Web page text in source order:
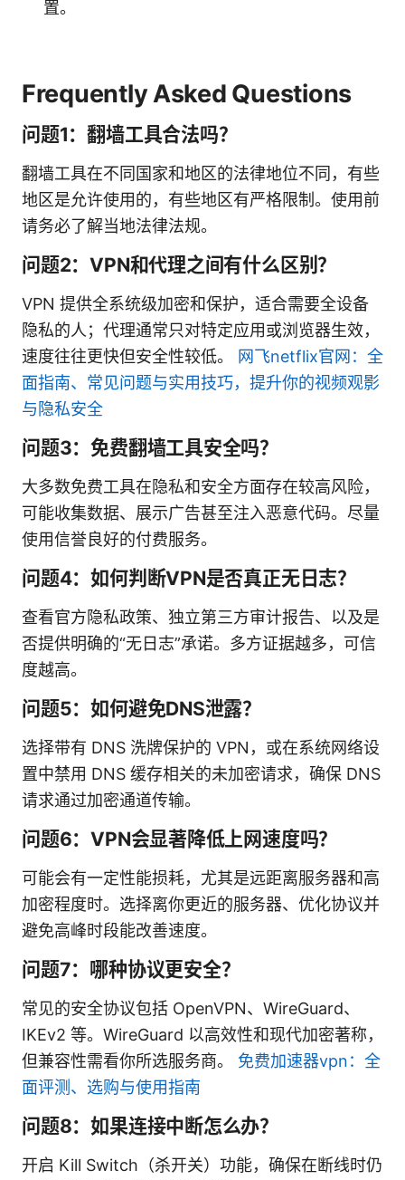
置。
Frequently Asked Questions
问题1：翻墙工具合法吗？
翻墙工具在不同国家和地区的法律地位不同，有些
地区是允许使用的，有些地区有严格限制。使用前
请务必了解当地法律法规。
问题2：VPN和代理之间有什么区别？
VPN 提供全系统级加密和保护，适合需要全设备
隐私的人；代理通常只对特定应用或浏览器生效，
速度往往更快但安全性较低。 网飞netflix官网：全
面指南、常见问题与实用技巧，提升你的视频观影
与隐私安全
问题3：免费翻墙工具安全吗？
大多数免费工具在隐私和安全方面存在较高风险，
可能收集数据、展示广告甚至注入恶意代码。尽量
使用信誉良好的付费服务。
问题4：如何判断VPN是否真正无日志？
查看官方隐私政策、独立第三方审计报告、以及是
否提供明确的“无日志”承诺。多方证据越多，可信
度越高。
问题5：如何避免DNS泄露？
选择带有 DNS 洗牌保护的 VPN，或在系统网络设
置中禁用 DNS 缓存相关的未加密请求，确保 DNS
请求通过加密通道传输。
问题6：VPN会显著降低上网速度吗？
可能会有一定性能损耗，尤其是远距离服务器和高
加密程度时。选择离你更近的服务器、优化协议并
避免高峰时段能改善速度。
问题7：哪种协议更安全？
常见的安全协议包括 OpenVPN、WireGuard、
IKEv2 等。WireGuard 以高效性和现代加密著称，
但兼容性需看你所选服务商。 免费加速器vpn：全
面评测、选购与使用指南
问题8：如果连接中断怎么办？
开启 Kill Switch（杀开关）功能，确保在断线时仍